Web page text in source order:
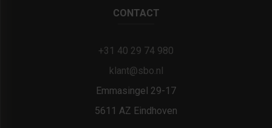
CONTACT
+31 40 29 74 980
klant@sbo.nl
Emmasingel 29-17
5611 AZ Eindhoven